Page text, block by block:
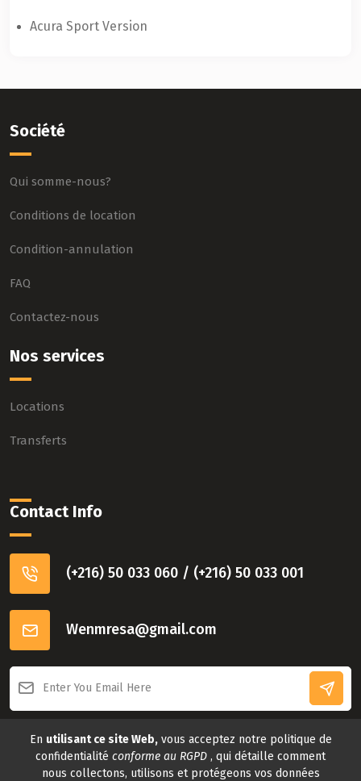
Acura Sport Version
Société
Qui somme-nous?
Conditions de location
Condition-annulation
FAQ
Contactez-nous
Nos services
Locations
Transferts
Contact Info
(+216) 50 033 060 / (+216) 50 033 001
Wenmresa@gmail.com
Connect with us
En utilisant ce site Web,vous acceptez notre politique de
confidentialité conforme au RGPD , qui détaille comment
nous collectons, utilisons et protégeons vos données